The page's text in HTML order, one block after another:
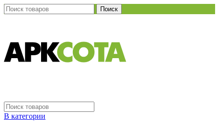
Поиск
В категории